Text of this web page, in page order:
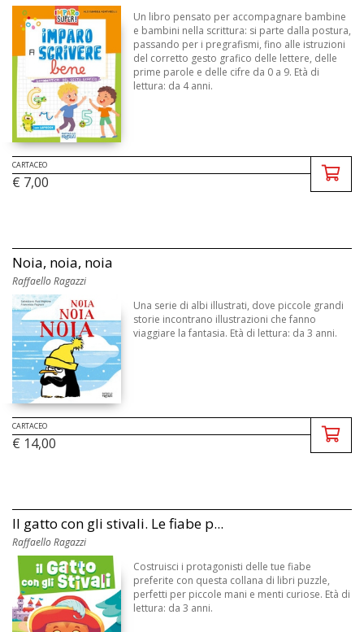
Un libro pensato per accompagnare bambine
e bambini nella scrittura: si parte dalla postura,
passando per i pregrafismi, fino alle istruzioni
del corretto gesto grafico delle lettere, delle
prime parole e delle cifre da 0 a 9. Età di
lettura: da 4 anni.
CARTACEO
€ 7,00
Noia, noia, noia
Raffaello Ragazzi
Una serie di albi illustrati, dove piccole grandi
storie incontrano illustrazioni che fanno
viaggiare la fantasia. Età di lettura: da 3 anni.
CARTACEO
€ 14,00
Il gatto con gli stivali. Le fiabe p...
Raffaello Ragazzi
Costruisci i protagonisti delle tue fiabe
preferite con questa collana di libri puzzle,
perfetti per piccole mani e menti curiose. Età di
lettura: da 3 anni.